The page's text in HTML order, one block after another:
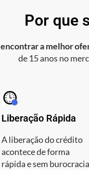
Por que
encontrar a melhor
de 15 anos no
Liberação Rápida
A liberação do crédito
acontece de forma
rápida e sem burocracia